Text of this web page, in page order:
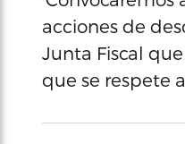
acciones de
Junta Fiscal
que se respete